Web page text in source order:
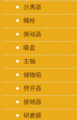
分离器
螺栓
驱动器
吸盘
主轴
储物箱
劈开器
拔销器
研磨膜